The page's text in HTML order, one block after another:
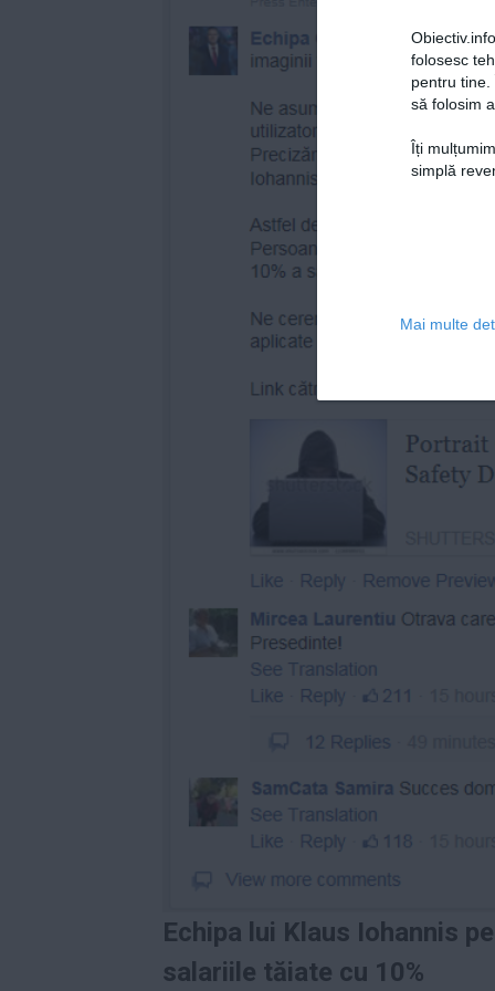
folosesc
pentru
să folosim
Îți
simplă
Mai multe
Echipa lui Klaus Iohannis
salariile tăiate cu 10%